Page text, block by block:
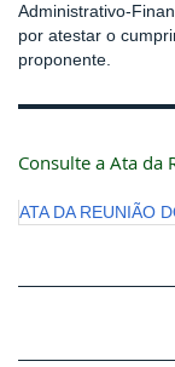
Administrativo-
por atestar o
proponente.
Consulte a Ata da
ATA DA REUNIÃO